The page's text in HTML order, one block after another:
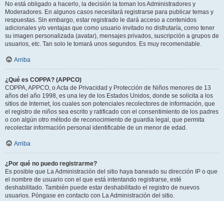
No está obligado a hacerlo, la decisión la toman los Administradores y
Moderadores. En algunos casos necesitará registrarse para publicar temas y
respuestas. Sin embargo, estar registrado le dará acceso a contenidos
adicionales y/o ventajas que como usuario invitado no disfrutaría, como tener
su imagen personalizada (avatar), mensajes privados, suscripción a grupos de
usuarios, etc. Tan solo le tomará unos segundos. Es muy recomendable.
Arriba
¿Qué es COPPA? (APPCO)
COPPA, APPCO, o Acta de Privacidad y Protección de Niños menores de 13
años del año 1998, es una ley de los Estados Unidos, donde se solicita a los
sitios de Internet, los cuales son potenciales recolectores de información, que
el registro de niños sea escrito y ratificado con el consentimiento de los padres
o con algún otro método de reconocimiento de guardia legal, que permita
recolectar información personal identificable de un menor de edad.
Arriba
¿Por qué no puedo registrarme?
Es posible que La Administración del sitio haya baneado su dirección IP o que
el nombre de usuario con el que está intentando registrarse, esté
deshabilitado. También puede estar deshabilitado el registro de nuevos
usuarios. Póngase en contacto con La Administración del sitio.